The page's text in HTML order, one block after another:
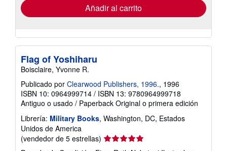
envío
Añadir al carrito
Flag of Yoshiharu
Boisclaire, Yvonne R.
Publicado por Clearwood Publishers, 1996., 1996
ISBN 10: 0964999714 / ISBN 13: 9780964999718
Antiguo o usado / Paperback Original o primera edición
Librería: Military Books, Washington, DC, Estados
Unidos de America
(vendedor de 5 estrellas) Calificación